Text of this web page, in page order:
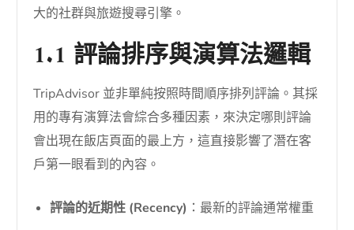
大的社群與旅遊搜尋引擎。
1.1 評論排序與演算法邏輯
TripAdvisor 並非單純按照時間順序排列評論。其採
用的專有演算法會綜合多種因素，來決定哪則評論
會出現在飯店頁面的最上方，這直接影響了潛在客
戶第一眼看到的內容。
評論的近期性 (Recency) ：最新的評論通常權重